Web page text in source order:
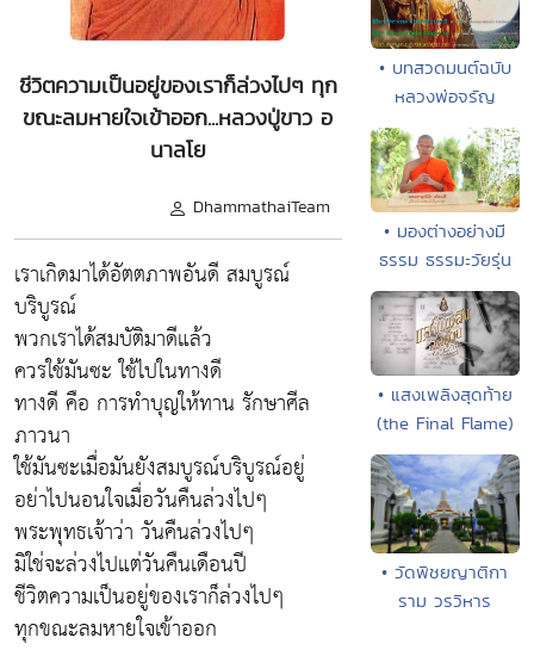
ชีวิตความเป็นอยู่ของเราก็ล่วงไปๆ ทุก
ขณะลมหายใจเข้าออก...หลวงปู่ขาว อ
นาลโย
DhammathaiTeam
เราเกิดมาได้อัตตภาพอันดี สมบูรณ์
บริบูรณ์
พวกเราได้สมบัติมาดีแล้ว
ควรใช้มันซะ ใช้ไปในทางดี
ทางดี คือ การทำบุญให้ทาน รักษาศีล
ภาวนา
ใช้มันซะเมื่อมันยังสมบูรณ์บริบูรณ์อยู่
อย่าไปนอนใจเมื่อวันคืนล่วงไปๆ
พระพุทธเจ้าว่า วันคืนล่วงไปๆ
มิใช่จะล่วงไปแต่วันคืนเดือนปี
ชีวิตความเป็นอยู่ของเราก็ล่วงไปๆ
ทุกขณะลมหายใจเข้าออก
• บทสวดมนต์ฉบับ
หลวงพ่อจรัญ
• มองต่างอย่างมี
ธรรม ธรรมะวัยรุ่น
• แสงเพลิงสุดท้าย
(the Final Flame)
• วัดพิชยญาติกา
ราม วรวิหาร